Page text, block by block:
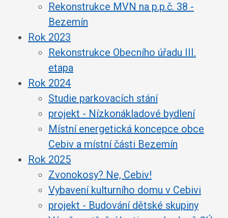
Rekonstrukce MVN na p.p.č. 38 -
Bezemín
Rok 2023
Rekonstrukce Obecního úřadu III.
etapa
Rok 2024
Studie parkovacích stání
projekt - Nízkonákladové bydlení
Místní energetická koncepce obce
Cebiv a místní části Bezemín
Rok 2025
Zvonokosy? Ne, Cebiv!
Vybavení kulturního domu v Cebivi
projekt - Budování dětské skupiny